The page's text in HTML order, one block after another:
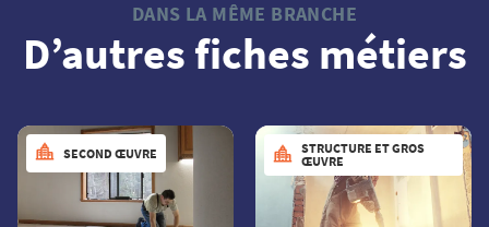
DANS LA MÊME BRANCHE
D’autres fiches métiers
SECOND ŒUVRE STRUCTURE ET GROS
ŒUVRE